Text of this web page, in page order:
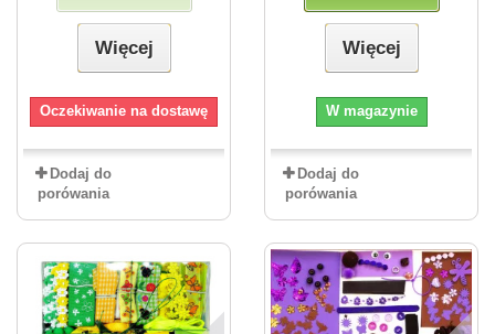
Więcej
Oczekiwanie na dostawę
Dodaj do
porówania
Więcej
W magazynie
Dodaj do
porówania